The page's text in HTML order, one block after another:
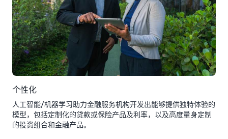
个性化
人工智能/机器学习助力金融服务机构开发出能够提供独特体验的
模型，包括定制化的贷款或保险产品及利率，以及高度量身定制
的投资组合和金融产品。